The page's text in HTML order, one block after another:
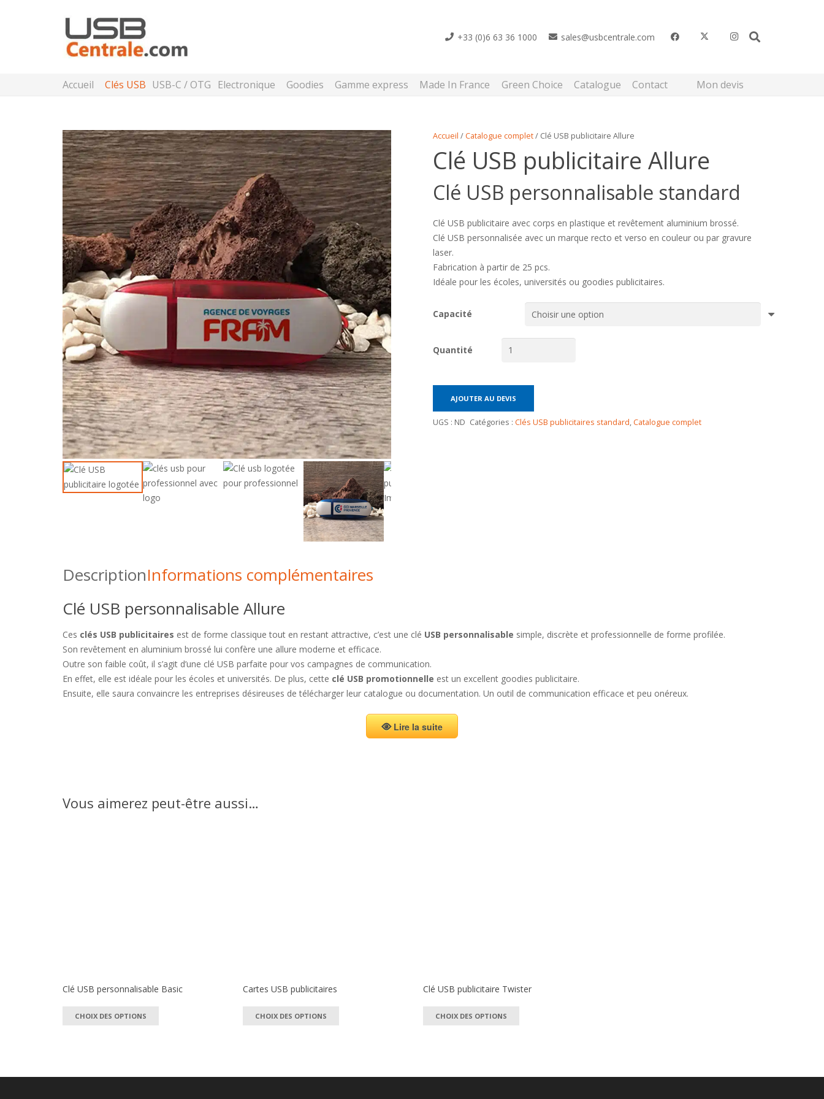
+33 (0)6 63 36 1000 sales@usbcentrale.com
Accueil Clés USB USB-C / OTG Electronique Goodies Gamme express Made In France Green Choice Catalogue Contact Mon devis
Accueil /Catalogue complet/ Clé USB publicitaire Allure
Clé USB publicitaire Allure
Clé USB personnalisable standard
Clé USB publicitaire avec corps en plastique et revêtement aluminium brossé.
Clé USB personnalisée avec un marque recto et verso en couleur ou par gravure
laser.
Fabrication à partir de 25 pcs.
Idéale pour les écoles, universités ou goodies publicitaires.
Capacité
Quantité
AJOUTER AU DEVIS
UGS : ND Catégories :Clés USB publicitaires standard,Catalogue complet
DescriptionInformations complémentaires
Clé USB personnalisable Allure
Ces clés USB publicitaires est de forme classique tout en restant attractive, c’est une clé USB personnalisable simple, discrète et professionnelle de forme profilée.
Son revêtement en aluminium brossé lui confère une allure moderne et efficace.
Outre son faible coût, il s’agit d’une clé USB parfaite pour vos campagnes de communication.
En effet, elle est idéale pour les écoles et universités. De plus, cette clé USB promotionnelle est un excellent goodies publicitaire.
Ensuite, elle saura convaincre les entreprises désireuses de télécharger leur catalogue ou documentation. Un outil de communication efficace et peu onéreux.
Lire la suite
Vous aimerez peut-être aussi…
Clé USB personnalisable Basic
CHOIX DES OPTIONS
Les
Cartes USB publicitaires
CHOIX DES OPTIONS
Les
Clé USB publicitaire Twister
CHOIX DES OPTIONS
Les